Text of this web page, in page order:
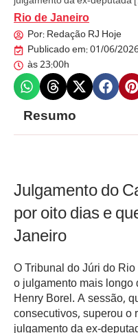
Rio de Janeiro
Por: Redação RJ Hoje
Publicado em:01/06/
às23:00h
Resumo
Julgamento do
por oito dias e
Janeiro
O Tribunal do Júri do
o julgamento mais
Henry Borel. A sessão,
consecutivos, superou o